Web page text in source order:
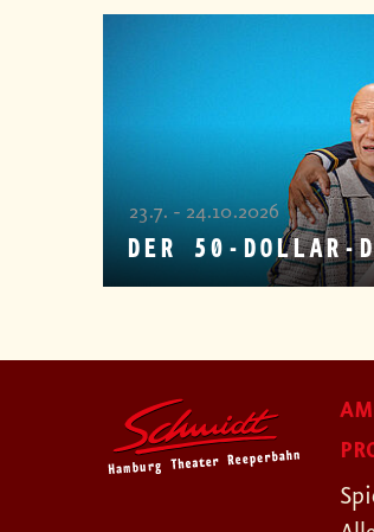
23.7. - 24.10.2026
DER 50-DOLLAR-